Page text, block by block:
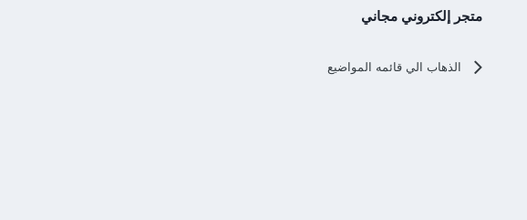
متجر إلكتروني مجاني
الذهاب الي قائمه المواضيع